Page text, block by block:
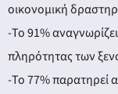
οικονομική
-Το 91%
πληρότητας των
-Το 77% παρατηρεί